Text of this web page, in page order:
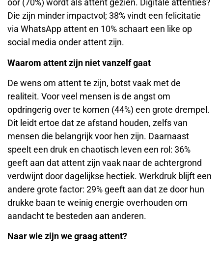
mensen die belangrijk voor hen zijn. Daarnaast
speelt een druk en chaotisch leven een rol: 36%
geeft aan dat attent zijn vaak naar de achtergrond
verdwijnt door dagelijkse hectiek. Werkdruk blijft een
andere grote factor: 29% geeft aan dat ze door hun
drukke baan te weinig energie overhouden om
aandacht te besteden aan anderen.
Naar wie zijn we graag attent?
Nederlanders zijn over het algemeen het liefst attent
naar vrienden (72%), gevolgd door familie (70%),
partners (44%) en buren (33%). Onbekenden (26%)
en collega’s (25%) bungelen onderaan het lijstje.
Opvallend genoeg, geven 45-plussers liever prioriteit
aan attent zijn naar familie en 65-plussers voegen
daar ook graag hun buren aan toe.